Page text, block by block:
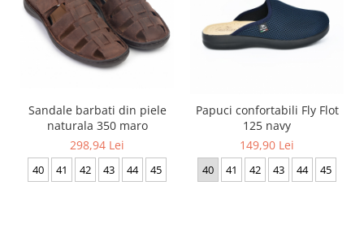
Sandale barbati din piele
naturala 350 maro
298,94 Lei
40 41 42 43 44 45
Papuci confortabili Fly Flot
125 navy
149,90 Lei
40 41 42 43 44 45